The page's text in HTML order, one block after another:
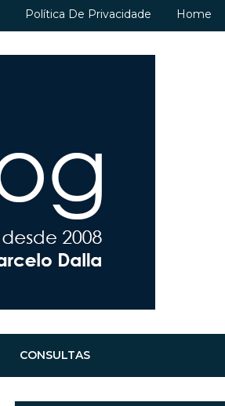
Política De Privacidade Home
CONSULTAS